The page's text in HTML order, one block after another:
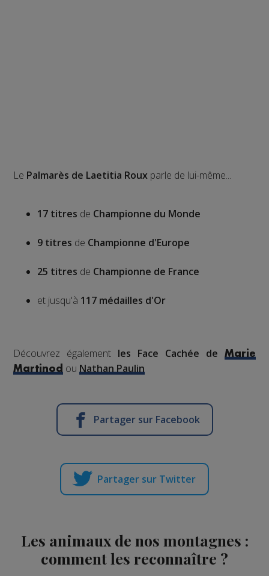
Le Palmarès de Laetitia Roux parle de lui-même...
17 titres de Championne du Monde
9 titres de Championne d'Europe
25 titres de Championne de France
et jusqu'à 117 médailles d'Or
Découvrez également les Face Cachée de
Marie
Martinod ouNathan Paulin
Partager sur Facebook
Partager sur Twitter
Les animaux de nos montagnes :
comment les reconnaître ?